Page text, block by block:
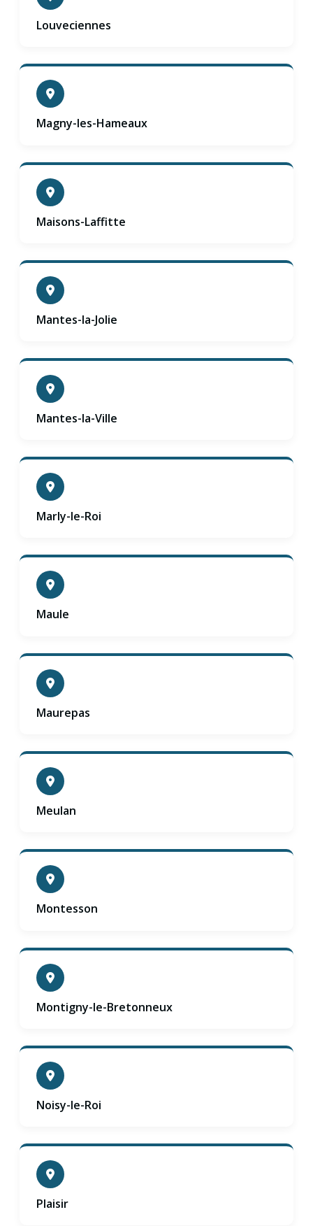
Louveciennes
Magny-les-Hameaux
Maisons-Laffitte
Mantes-la-Jolie
Mantes-la-Ville
Marly-le-Roi
Maule
Maurepas
Meulan
Montesson
Montigny-le-Bretonneux
Noisy-le-Roi
Plaisir